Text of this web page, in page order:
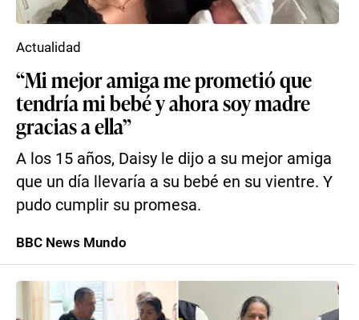
“Mi mejor amiga me prometió que
tendría mi bebé y ahora soy madre
gracias a ella”
A los 15 años, Daisy le dijo a su mejor amiga
que un día llevaría a su bebé en su vientre. Y
pudo cumplir su promesa.
Actualidad
BBC News Mundo